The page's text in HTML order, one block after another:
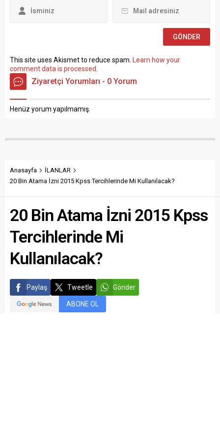
Sosyal Çalışmacı; sözlü
This site uses Akismet to reduce spam. Learn how your
comment data is processed.
Ziyaretçi Yorumları - 0 Yorum
Henüz yorum yapılmamış.
Anasayfa
İLANLAR
20 Bin Atama İzni 2015 Kpss Tercihlerinde Mi Kullanılacak?
20 Bin Atama İzni 2015 Kpss
Tercihlerinde Mi
Kullanılacak?
Paylaş Tweetle Gönder
ABONE OL